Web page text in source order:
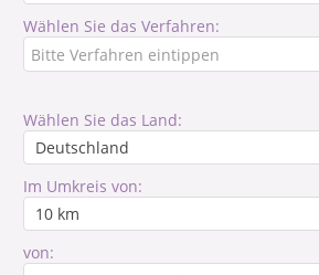
Wählen Sie das Verfahren:
Wählen Sie das Land:
Im Umkreis von:
von: